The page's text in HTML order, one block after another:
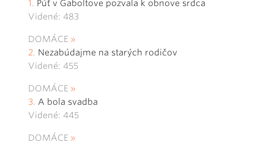
Púť v Gaboltove pozvala k obnove srdca
Videné: 483
DOMÁCE
Nezabúdajme na starých rodičov
Videné: 455
DOMÁCE
A bola svadba
Videné: 445
DOMÁCE